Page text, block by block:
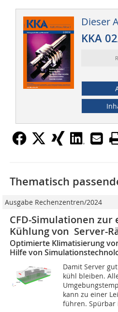
Dieser
KKA
Thematisch
Ausgabe Rechenzentren/2024
CFD-Simulationen zur
Kühlung von ­ Server-
Optimierte Klimatisierung
Hilfe von
Damit Server
kühl bleiben.
kann zu einer
führen. Spürbar